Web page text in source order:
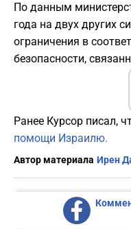
По данным
года на двух других
ограничения в
безопасности,
Ранее Курсор писал,
помощи Израилю.
Автор материала Ирен